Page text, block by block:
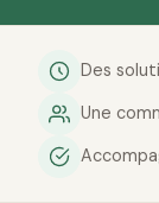
Des
Une